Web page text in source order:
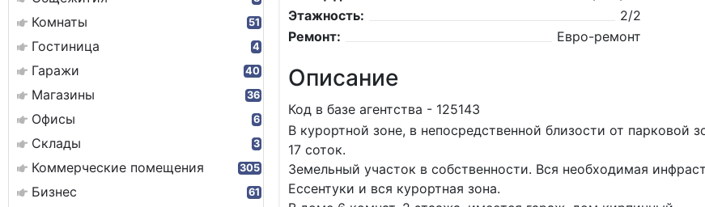
Комнаты 51
Гостиница 4
Гаражи 40
Магазины 36
Офисы 6
Склады 3
Коммерческие помещения 305
Бизнес 61
Этажность:
2/2
Ремонт:
Евро-ремонт
Описание
Код в базе агентства - 125143
В курортной зоне, в непосредственной близости от парковой
17 соток.
Земельный участок в собственности. Вся необходимая
Ессентуки и вся курортная зона.